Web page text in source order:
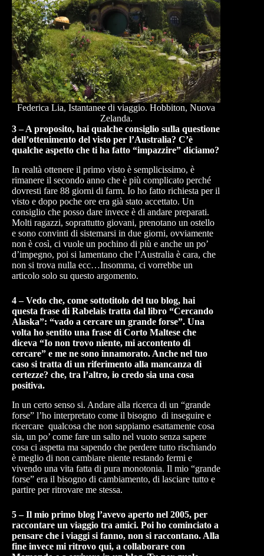
Federica Lia, Istantanee di viaggio. Hobbiton, Nuova
Zelanda.
3 – A proposito, hai qualche consiglio sulla questione
dell’ottenimento del visto per l’Australia? C’è
qualche aspetto che ti ha fatto “impazzire” diciamo?
In realtà ottenere il primo visto è semplicissimo, è
rimanere il secondo anno che è più complicato perché
dovresti fare 88 giorni di farm. Io ho fatto richiesta per il
visto e dopo poche ore era già stato accettato. Un
consiglio che posso dare invece è di andare preparati.
Molti ragazzi, soprattutto giovani, prenotano un ostello
e sono convinti di sistemarsi in due giorni, ovviamente
non è così, ci vuole un pochino di più e anche un po’
d’impegno, poi si lamentano che l’Australia è cara, che
non si trova nulla ecc…Insomma, ci vorrebbe un
articolo solo su questo argomento.
4 – Vedo che, come sottotitolo del tuo blog, hai
questa frase di Rabelais tratta dal libro “Cercando
Alaska”: “vado a cercare un grande forse”. Una
volta ho sentito una frase di Corto Maltese che
diceva “Io non trovo niente, mi accontento di
cercare” e me ne sono innamorato. Anche nel tuo
caso si tratta di un riferimento alla mancanza di
certezze? che, tra l’altro, io credo sia una cosa
positiva.
In un certo senso si. Andare alla ricerca di un “grande
forse” l’ho interpretato come il bisogno di inseguire e
ricercare qualcosa che non sappiamo esattamente cosa
sia, un po’ come fare un salto nel vuoto senza sapere
cosa ci aspetta ma sapendo che perdere tutto rischiando
è meglio di non cambiare niente restando fermi e
vivendo una vita fatta di pura monotonia. Il mio “grande
forse” era il bisogno di cambiamento, di lasciare tutto e
partire per ritrovare me stessa.
5 – Il mio primo blog l’avevo aperto nel 2005, per
raccontare un viaggio tra amici. Poi ho cominciato a
pensare che i viaggi si fanno, non si raccontano. Alla
fine invece mi ritrovo qui, a collaborare con